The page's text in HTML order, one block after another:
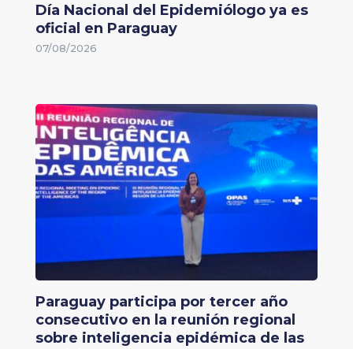
Día Nacional del Epidemiólogo ya es
oficial en Paraguay
07/08/2026
Paraguay participa por tercer año
consecutivo en la reunión regional
sobre inteligencia epidémica de las